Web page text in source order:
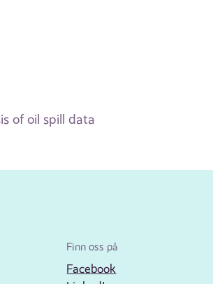
of oil spill data
Finn oss på
Facebook